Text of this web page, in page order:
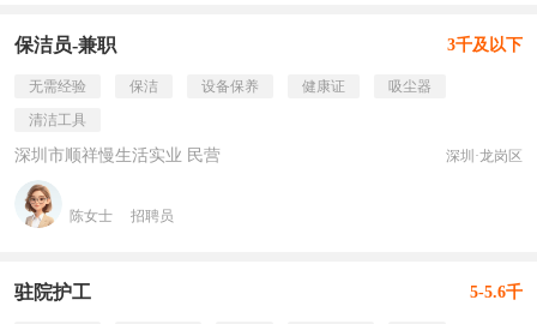
保洁员-兼职 3千及以下
无需经验 保洁 设备保养 健康证
吸尘器
清洁工具
深圳市顺祥慢生活实业 民营 深圳·龙岗区
陈女士 招聘员
驻院护工 5-5.6千